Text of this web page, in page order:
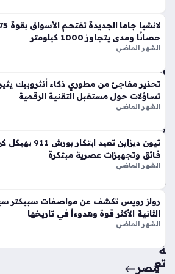
الأ
وا
الح
الي
ة
7
أيام
حق
ق
من
ة
تع
لانشيا جاما الجديدة
حصانًا ومدى يتجاوز 1000 كيلومتر
الشهر الماضي
تحذير مفاجئ من مطوري ذكاء أنثروبيك يثير
تساؤلات حول مستقبل التقنية الرقمية
الشهر الماضي
ثيون ديزاين تعيد ابتكار
فائق وتجهيزات عصرية مبتكرة
الشهر الماضي
رولز رويس تكشف عن مواصفات سبيكتر
الثانية الأكثر قوة وهدوءاً في تاريخها
الشهر الماضي
مصر